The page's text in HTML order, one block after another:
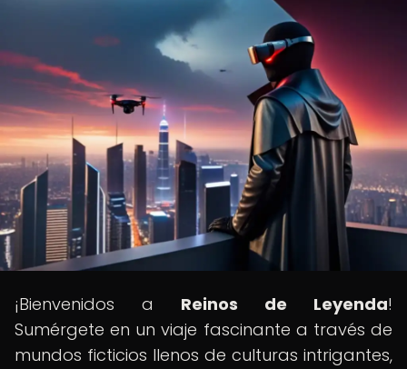
¡Bienvenidos a Reinos de Leyenda!
Sumérgete en un viaje fascinante a través de
mundos ficticios llenos de culturas intrigantes,